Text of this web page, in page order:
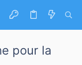
pour la